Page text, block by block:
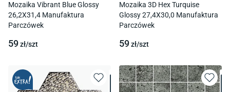
Mozaika Vibrant Blue Glossy
26,2X31,4 Manufaktura
Parczówek
59zł/szt
Mozaika 3D Hex Turquise
Glossy 27,4X30,0 Manufaktura
Parczówek
59zł/szt